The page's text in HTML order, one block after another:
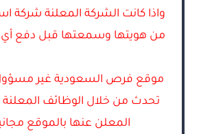
واذا كانت الشركة المعلنة شركة
من هويتها وسمعتها قبل دفع أي
موقع فرص السعودية غير
تحدث من خلال الوظائف
المعلن عنها بالموقع